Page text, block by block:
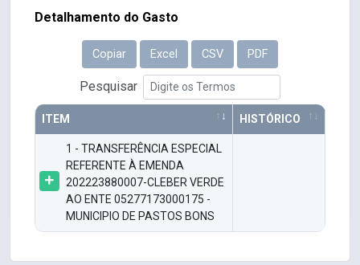
Detalhamento do Gasto
Copiar Excel CSV PDF
Pesquisar
ITEM HISTÓRICO
1 - TRANSFERÊNCIA ESPECIAL
REFERENTE À EMENDA
202223880007-CLEBER VERDE
AO ENTE 05277173000175 -
MUNICIPIO DE PASTOS BONS